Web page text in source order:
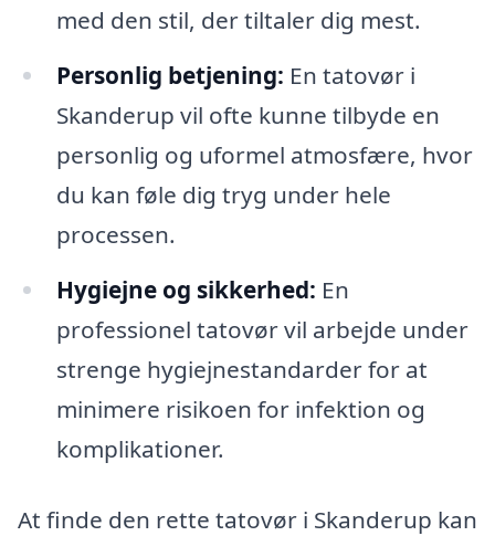
med den stil, der tiltaler dig mest.
Personlig betjening: En tatovør i
Skanderup vil ofte kunne tilbyde en
personlig og uformel atmosfære, hvor
du kan føle dig tryg under hele
processen.
Hygiejne og sikkerhed: En
professionel tatovør vil arbejde under
strenge hygiejnestandarder for at
minimere risikoen for infektion og
komplikationer.
At finde den rette tatovør i Skanderup kan